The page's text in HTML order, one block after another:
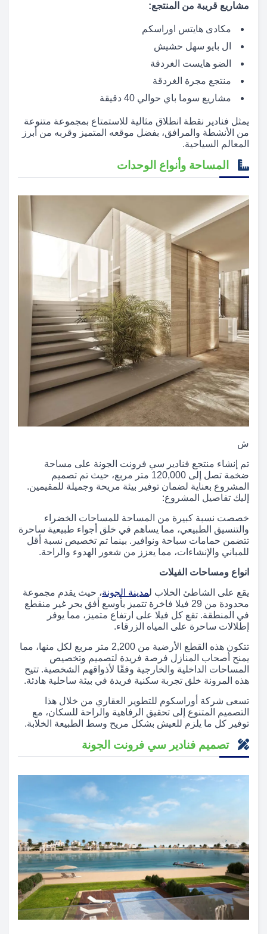
مشاريع قريبة من المنتجع:
مكادى هايتس اوراسكم
ال بايو سهل حشيش
الضو هايست الغردقة
منتجع مجرة الغردقة
مشاريع سوما باي حوالي 40 دقيقة
يمثل فنادير نقطة انطلاق مثالية للاستمتاع بمجموعة متنوعة
من الأنشطة والمرافق، بفضل موقعه المتميز وقربه من أبرز
المعالم السياحية.
المساحة وأنواع الوحدات
ش
تم إنشاء منتجع فنادير سي فرونت الجونة على مساحة
ضخمة تصل إلى 120,000 متر مربع، حيث تم تصميم
المشروع بعناية لضمان توفير بيئة مريحة وجميلة للمقيمين.
إليك تفاصيل المشروع:
خصصت نسبة كبيرة من المساحة للمساحات الخضراء
والتنسيق الطبيعي، مما يساهم في خلق أجواء طبيعية ساحرة
تتضمن حمامات سباحة ونوافير. بينما تم تخصيص نسبة أقل
للمباني والإنشاءات، مما يعزز من شعور الهدوء والراحة.
انواع ومساحات الفيلات
يقع على الشاطئ الخلاب لمدينة الجونة، حيث يقدم مجموعة
محدودة من 29 فيلا فاخرة تتميز بأوسع أفق بحر غير منقطع
في المنطقة. تقع كل فيلا على ارتفاع متميز، مما يوفر
إطلالات ساحرة على المياه الزرقاء.
تتكون هذه القطع الأرضية من 2,200 متر مربع لكل منها، مما
يمنح أصحاب المنازل فرصة فريدة لتصميم وتخصيص
المساحات الداخلية والخارجية وفقًا لأذواقهم الشخصية. تتيح
هذه المرونة خلق تجربة سكنية فريدة في بيئة ساحلية هادئة.
تسعى شركة أوراسكوم للتطوير العقاري من خلال هذا
التصميم المتنوع إلى تحقيق الرفاهية والراحة للسكان، مع
توفير كل ما يلزم للعيش بشكل مريح وسط الطبيعة الخلابة.
تصميم فنادير سي فرونت الجونة